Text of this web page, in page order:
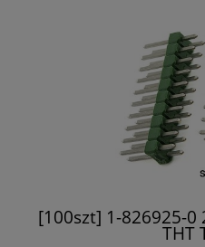
[100szt] 1-826925-
THT